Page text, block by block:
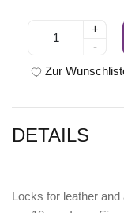
+
-
Zur
DETAILS
Locks for leather